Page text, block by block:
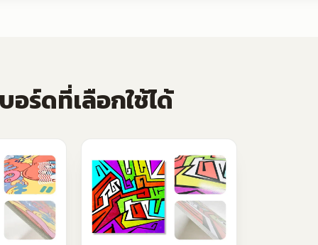
ร์ดที่เลือกใช้ได้